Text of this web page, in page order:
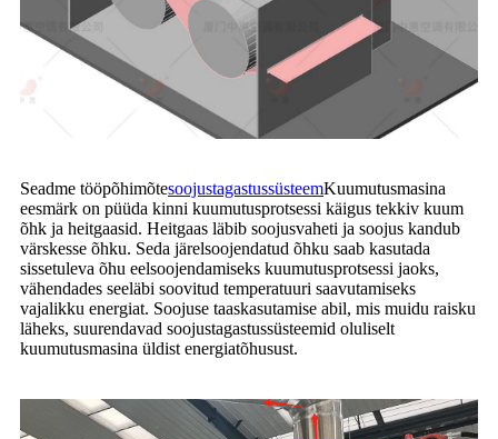
Seadme tööpõhimõtesoojustagastussüsteemKuumutusmasina
eesmärk on püüda kinni kuumutusprotsessi käigus tekkiv kuum
õhk ja heitgaasid. Heitgaas läbib soojusvaheti ja soojus kandub
värskesse õhku. Seda järelsoojendatud õhku saab kasutada
sissetuleva õhu eelsoojendamiseks kuumutusprotsessi jaoks,
vähendades seeläbi soovitud temperatuuri saavutamiseks
vajalikku energiat. Soojuse taaskasutamise abil, mis muidu raisku
läheks, suurendavad soojustagastussüsteemid oluliselt
kuumutusmasina üldist energiatõhusust.